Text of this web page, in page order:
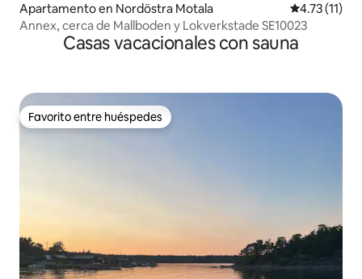
Apartamento en Nordöstra Motala Calificación
4.73 (11)
Annex, cerca de Mallboden y Lokverkstade SE10023
Casas vacacionales con sauna
Favorito entre huéspedes
Favorito entre huéspedes